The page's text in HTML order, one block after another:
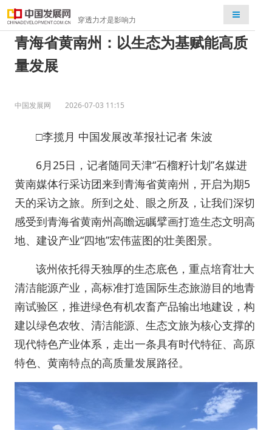
穿透力才是影响力
检索
青海省黄南州：以生态为基赋能高质
量发展
中国发展网 2026-07-03 11:15
□李揽月 中国发展改革报社记者 朱波
6月25日，记者随同天津“石榴籽计划”名媒进
黄南媒体行采访团来到青海省黄南州，开启为期5
天的采访之旅。所到之处、眼之所及，让我们深切
感受到青海省黄南州高瞻远瞩擘画打造生态文明高
地、建设产业“四地”宏伟蓝图的壮美图景。
该州依托得天独厚的生态底色，重点培育壮大
清洁能源产业，高标准打造国际生态旅游目的地青
南试验区，推进绿色有机农畜产品输出地建设，构
建以绿色农牧、清洁能源、生态文旅为核心支撑的
现代特色产业体系，走出一条具有时代特征、高原
特色、黄南特点的高质量发展路径。